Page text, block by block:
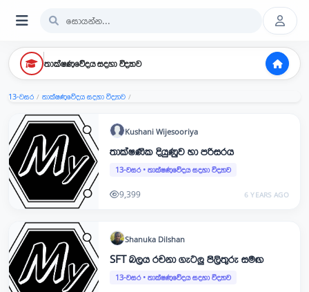
තාක්ෂණවේදය සදහා විද්‍යාව
13-වසර / තාක්ෂණවේදය සදහා විද්‍යාව /
Kushani Wijesooriya
තාක්ෂණික දියුණුව හා පරිසරය
13-වසර• තාක්ෂණවේදය සදහා විද්‍යාව
9,399 6 YEARS AGO
Shanuka Dilshan
SFT බලය රචනා ගැටලු පිලිතුරු සමඟ
13-වසර• තාක්ෂණවේදය සදහා විද්‍යාව